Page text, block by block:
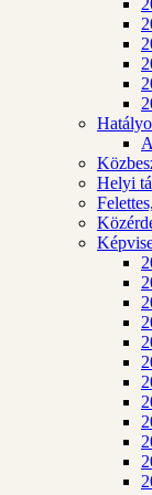
Helyi